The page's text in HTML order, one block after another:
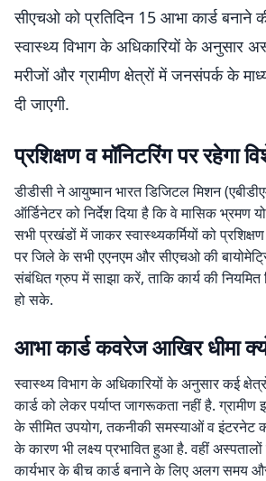
सीएचओ को प्रतिदिन 15 आभा कार्ड बनाने
स्वास्थ्य विभाग के अधिकारियों के अनुसार
मरीजों और ग्रामीण क्षेत्रों में जनसंपर्क के
दी जाएगी.
प्रशिक्षण व मॉनिटरिंग पर रहेगा
डीडीसी ने आयुष्मान भारत डिजिटल मिशन
ऑर्डिनेटर को निर्देश दिया है कि वे मासिक भ्रमण
सभी प्रखंडों में जाकर स्वास्थ्यकर्मियों को
पर जिले के सभी एएनएम और सीएचओ की
संबंधित ग्रुप में साझा करें, ताकि कार्य की नियमित
हो सके.
आभा कार्ड कवरेज आखिर धीमा
स्वास्थ्य विभाग के अधिकारियों के अनुसार कई
कार्ड को लेकर पर्याप्त जागरूकता नहीं है.
के सीमित उपयोग, तकनीकी समस्याओं व इंटरनेट
के कारण भी लक्ष्य प्रभावित हुआ है. वहीं
कार्यभार के बीच कार्ड बनाने के लिए अलग समय